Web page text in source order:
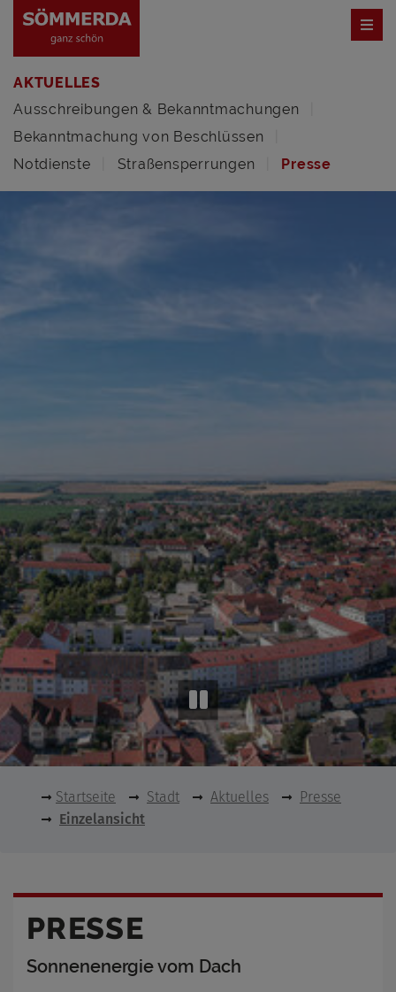
AKTUELLES
Ausschreibungen & Bekanntmachungen
Bekanntmachung von Beschlüssen
Notdienste
Straßensperrungen Presse
Startseite Stadt Aktuelles
Presse
Einzelansicht
PRESSE
Sonnenenergie vom Dach